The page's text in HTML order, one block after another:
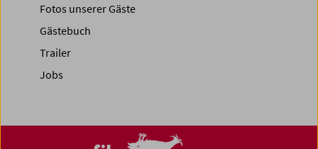
Fotos unserer Gäste
Gästebuch
Trailer
Jobs